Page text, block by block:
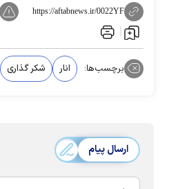
https://aftabnews.ir/0022YF
برچسب‌ها: انار شکر گذاری
ارسال پیام